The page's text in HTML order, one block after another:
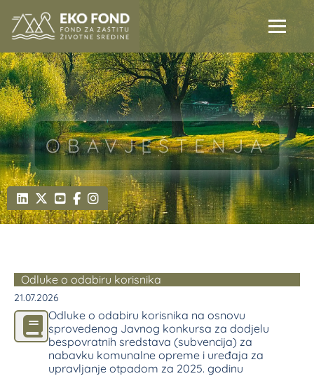
OBAVJEŠTENJA
Odluke o odabiru korisnika
21.07.2026
Odluke o odabiru korisnika na osnovu
sprovedenog Javnog konkursa za dodjelu
bespovratnih sredstava (subvencija) za
nabavku komunalne opreme i uređaja za
upravljanje otpadom za 2025. godinu